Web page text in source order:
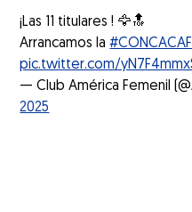
¡Las 11 titulares ! 🦅🔝
Arrancamos la
pic.twitter.com/
— Club América Femenil
2025